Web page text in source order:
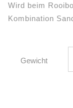
Wird beim
Kombination
Gewicht